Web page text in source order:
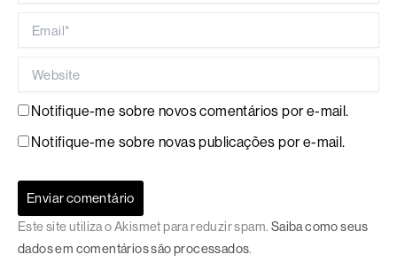
Notifique-me sobre novos comentários por e-mail.
Notifique-me sobre novas publicações por e-mail.
Este site utiliza o Akismet para reduzir spam. Saiba como seus
dados em comentários são processados.